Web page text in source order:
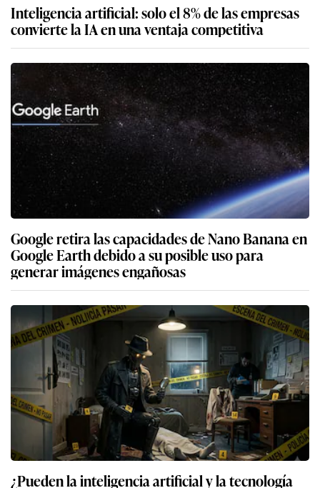
Inteligencia artificial: solo el 8% de las empresas
convierte la IA en una ventaja competitiva
Google retira las capacidades de Nano Banana en
Google Earth debido a su posible uso para
generar imágenes engañosas
¿Pueden la inteligencia artificial y la tecnología